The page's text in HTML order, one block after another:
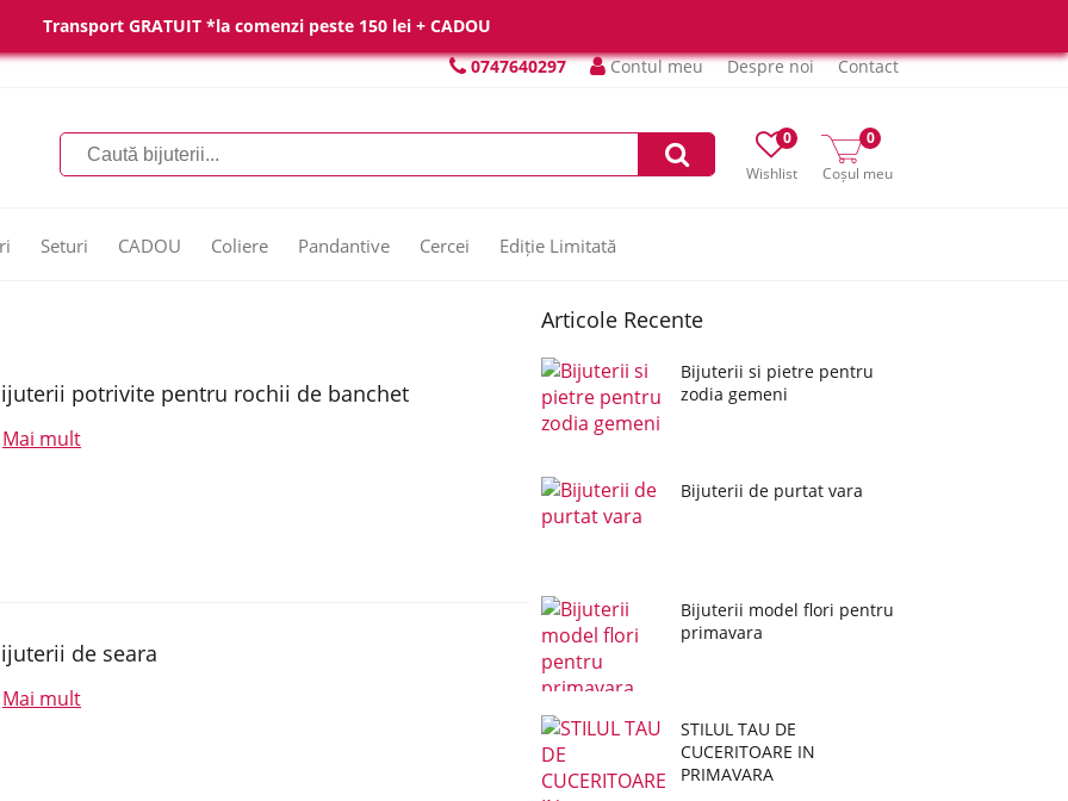
Transport GRATUIT *la comenzi peste 150 lei + CADOU
0747640297
Contul meu Despre noi Contact
Wishlist
0
Coșul meu
0
Seturi CADOU Coliere Pandantive Cercei Ediție Limitată
potrivite pentru rochii de banchet
Mai mult
de seara
Mai mult
Articole Recente
Bijuterii si pietre pentru
zodia gemeni
Bijuterii de purtat vara
Bijuterii model flori pentru
primavara
STILUL TAU DE
CUCERITOARE IN
PRIMAVARA